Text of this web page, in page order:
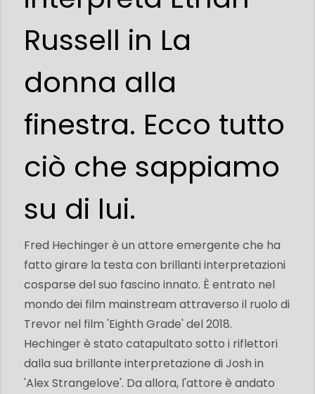
Russell in La
donna alla
finestra. Ecco tutto
ciò che sappiamo
su di lui.
Fred Hechinger è un attore emergente che ha
fatto girare la testa con brillanti interpretazioni
cosparse del suo fascino innato. È entrato nel
mondo dei film mainstream attraverso il ruolo di
Trevor nel film 'Eighth Grade' del 2018.
Hechinger è stato catapultato sotto i riflettori
dalla sua brillante interpretazione di Josh in
'Alex Strangelove'. Da allora, l'attore è andato